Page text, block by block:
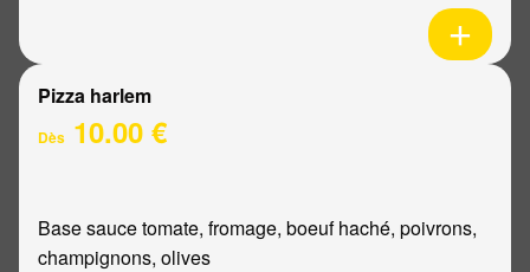
Pizza harlem
Dès 10.00 €
Base sauce tomate, fromage, boeuf haché, poivrons,
champignons, olives